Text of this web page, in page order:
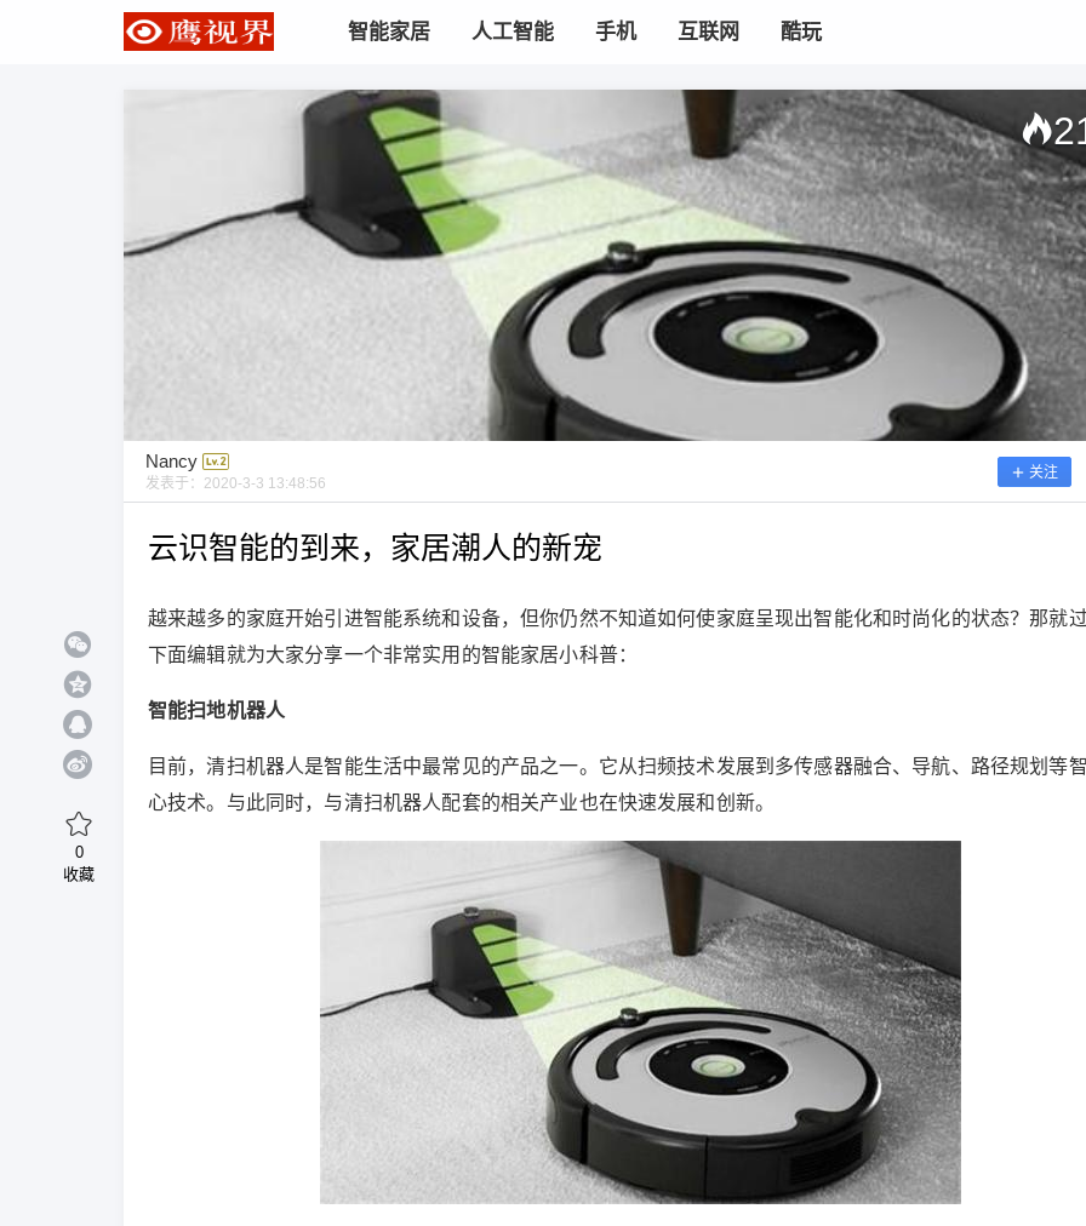
智能家居 人工智能 手机 互联网 酷玩
Nancy
发表于： 2020-3-3 13:48:56
关注
云识智能的到来，家居潮人的新宠
越来越多的家庭开始引进智能系统和设备，但你仍然不知道如何使家庭呈现出智能化和时尚化的状态？那就过
下面编辑就为大家分享一个非常实用的智能家居小科普：
智能扫地机器人
目前，清扫机器人是智能生活中最常见的产品之一。它从扫频技术发展到多传感器融合、导航、路径规划等
心技术。与此同时，与清扫机器人配套的相关产业也在快速发展和创新。
0
收藏